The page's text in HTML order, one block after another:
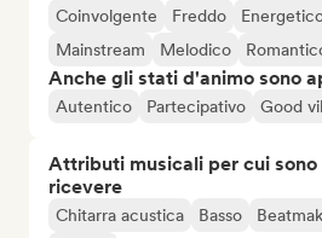
Coinvolgente Freddo
Mainstream
Melodico
Anche gli stati d'animo sono
Autentico Partecipativo Good
Attributi musicali per cui sono
ricevere
Chitarra acustica Basso